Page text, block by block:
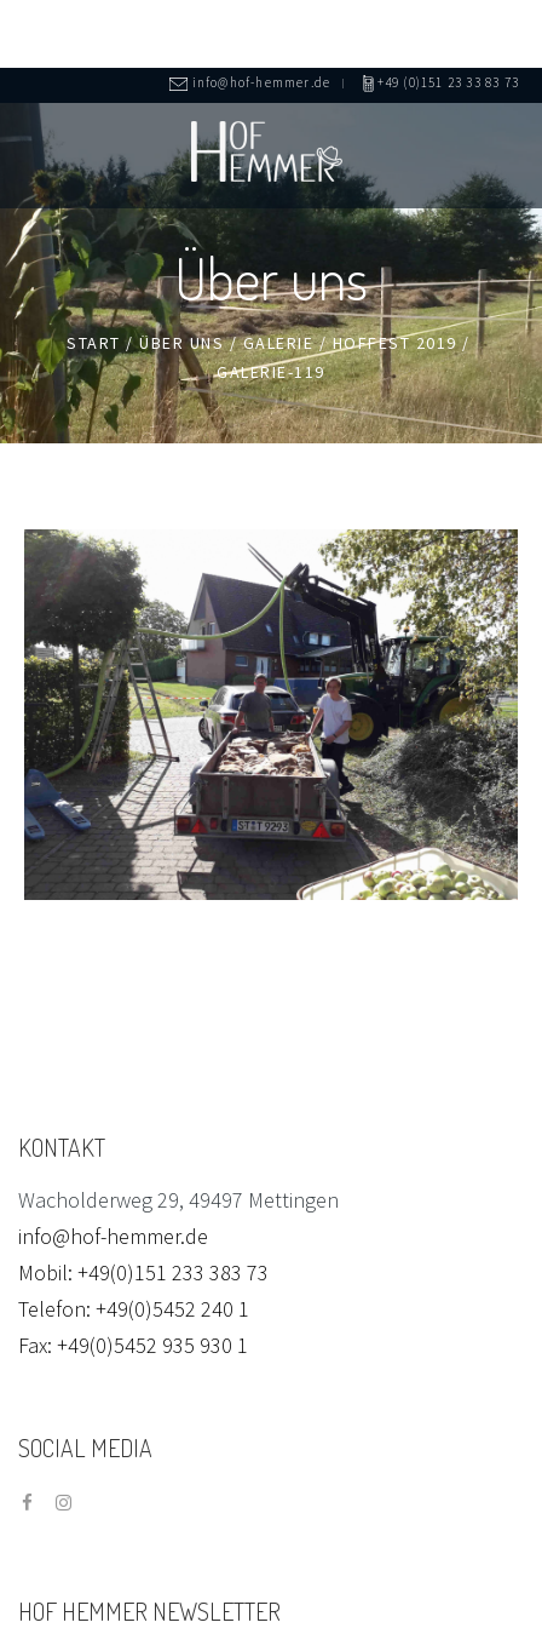
info@hof-hemmer.de +49 (0)151 23 33 83 73
Über uns
START /ÜBER UNS/GALERIE/HOFFEST 2019/
GALERIE-119
KONTAKT
Wacholderweg 29, 49497 Mettingen
info@hof-hemmer.de
Mobil: +49(0)151 233 383 73
Telefon: +49(0)5452 240 1
Fax: +49(0)5452 935 930 1
SOCIAL MEDIA
HOF HEMMER NEWSLETTER